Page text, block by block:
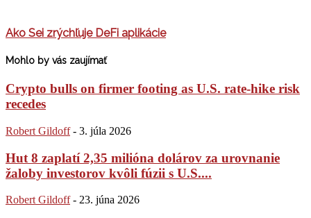
Ako Sei zrýchľuje DeFi aplikácie
Mohlo by vás zaujímať
Crypto bulls on firmer footing as U.S. rate-hike risk
recedes
Robert Gildoff - 3. júla 2026
Hut 8 zaplatí 2,35 milióna dolárov za urovnanie
žaloby investorov kvôli fúzii s U.S....
Robert Gildoff - 23. júna 2026